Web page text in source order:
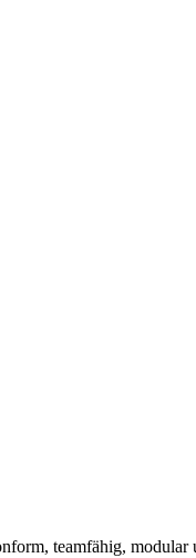
teamfähig, modular